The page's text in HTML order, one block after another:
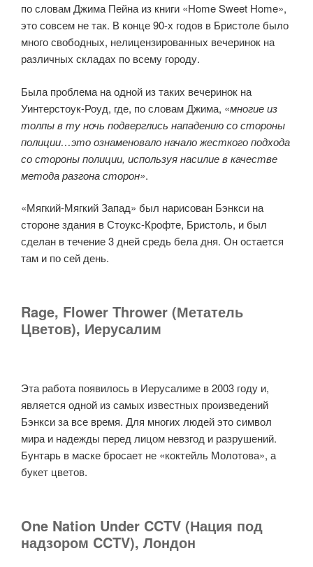
по словам Джима Пейна из книги «Home Sweet Home»,
это совсем не так. В конце 90-х годов в Бристоле было
много свободных, нелицензированных вечеринок на
различных складах по всему городу.
Была проблема на одной из таких вечеринок на
Уинтерстоук-Роуд, где, по словам Джима, «многие из
толпы в ту ночь подверглись нападению со стороны
полиции…это ознаменовало начало жесткого подхода
со стороны полиции, используя насилие в качестве
метода разгона сторон».
«Мягкий-Мягкий Запад» был нарисован Бэнкси на
стороне здания в Стоукс-Крофте, Бристоль, и был
сделан в течение 3 дней средь бела дня. Он остается
там и по сей день.
Rage, Flower Thrower (Метатель
Цветов), Иерусалим
Эта работа появилось в Иерусалиме в 2003 году и,
является одной из самых известных произведений
Бэнкси за все время. Для многих людей это символ
мира и надежды перед лицом невзгод и разрушений.
Бунтарь в маске бросает не «коктейль Молотова», а
букет цветов.
One Nation Under CCTV (Нация под
надзором CCTV), Лондон